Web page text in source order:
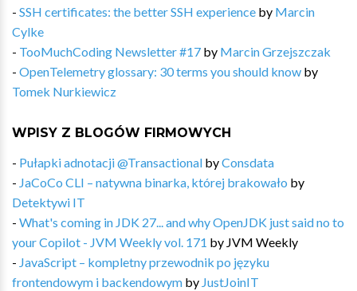
- SSH certificates: the better SSH experience by Marcin
Cylke
- TooMuchCoding Newsletter #17 by Marcin Grzejszczak
- OpenTelemetry glossary: 30 terms you should know by
Tomek Nurkiewicz
WPISY Z BLOGÓW FIRMOWYCH
- Pułapki adnotacji @Transactional byConsdata
- JaCoCo CLI – natywna binarka, której brakowało by
Detektywi IT
- What's coming in JDK 27... and why OpenJDK just said no to
your Copilot - JVM Weekly vol. 171 by JVM Weekly
- JavaScript – kompletny przewodnik po języku
frontendowym i backendowym by JustJoinIT